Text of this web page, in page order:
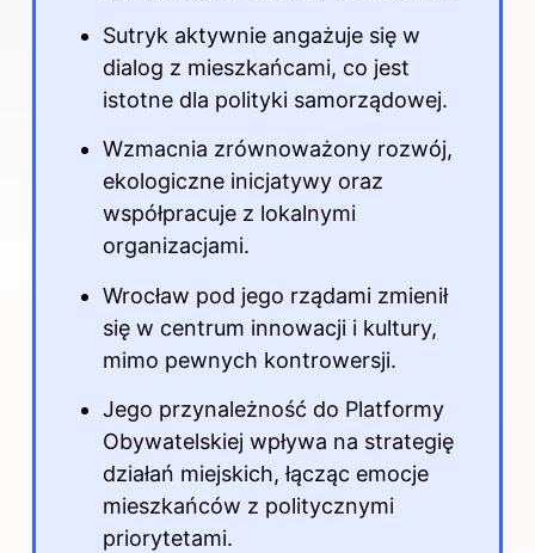
Sutryk aktywnie angażuje się w
dialog z mieszkańcami, co jest
istotne dla polityki samorządowej.
Wzmacnia zrównoważony rozwój,
ekologiczne inicjatywy oraz
współpracuje z lokalnymi
organizacjami.
Wrocław pod jego rządami zmienił
się w centrum innowacji i kultury,
mimo pewnych kontrowersji.
Jego przynależność do Platformy
Obywatelskiej wpływa na strategię
działań miejskich, łącząc emocje
mieszkańców z politycznymi
priorytetami.